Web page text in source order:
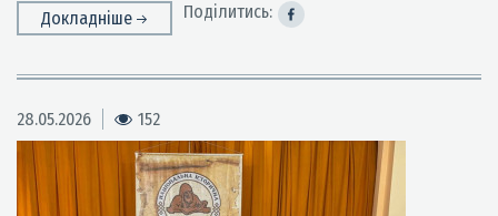
Докладніше
Поділитись:
28.05.2026 152